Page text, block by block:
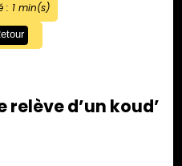
: 1min(s)
d’un koud’